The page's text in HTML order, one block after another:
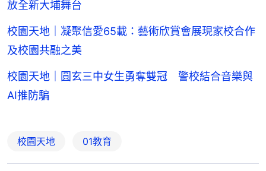
放全新大埔舞台
校園天地｜凝聚信愛65載：藝術欣賞會展現家校合作
及校園共融之美
校園天地｜圓玄三中女生勇奪雙冠 警校結合音樂與
AI推防騙
校園天地 01教育